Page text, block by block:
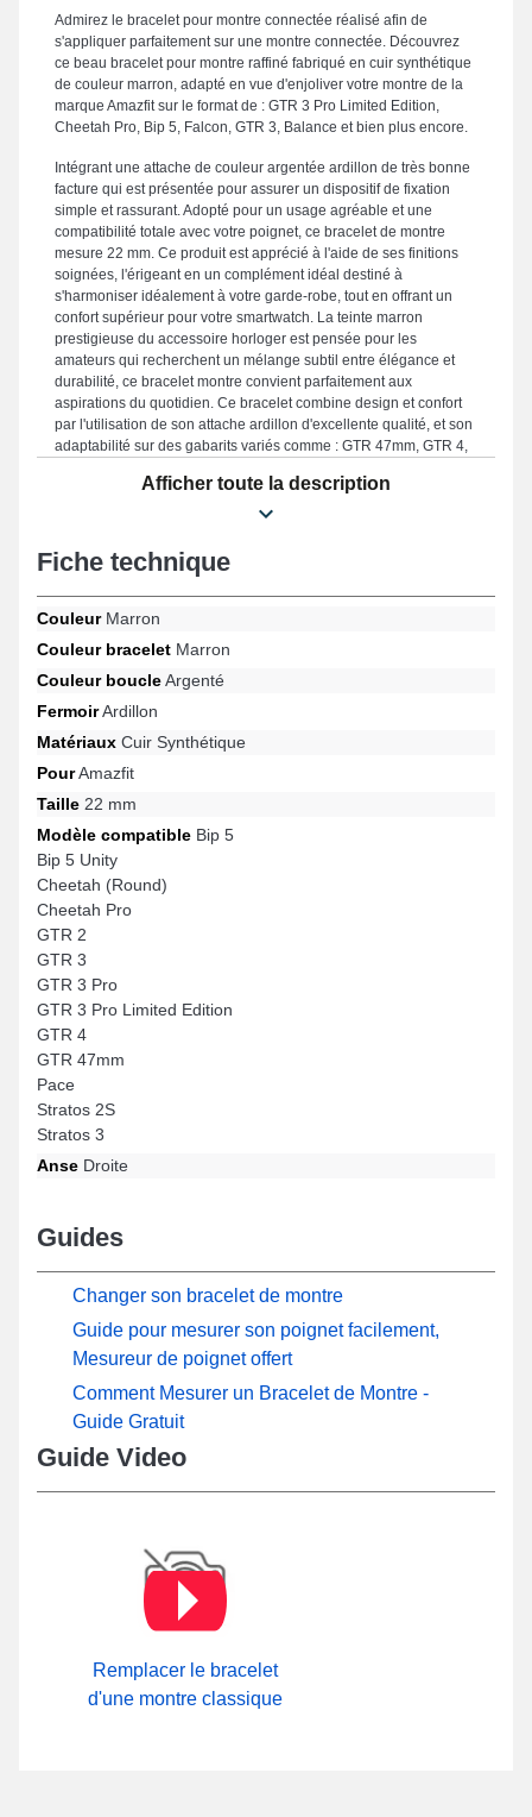
Admirez le bracelet pour montre connectée réalisé afin de
s'appliquer parfaitement sur une montre connectée. Découvrez
ce beau bracelet pour montre raffiné fabriqué en cuir synthétique
de couleur marron, adapté en vue d'enjoliver votre montre de la
marque Amazfit sur le format de : GTR 3 Pro Limited Edition,
Cheetah Pro, Bip 5, Falcon, GTR 3, Balance et bien plus encore.
Intégrant une attache de couleur argentée ardillon de très bonne
facture qui est présentée pour assurer un dispositif de fixation
simple et rassurant. Adopté pour un usage agréable et une
compatibilité totale avec votre poignet, ce bracelet de montre
mesure 22 mm. Ce produit est apprécié à l'aide de ses finitions
soignées, l'érigeant en un complément idéal destiné à
s'harmoniser idéalement à votre garde-robe, tout en offrant un
confort supérieur pour votre smartwatch. La teinte marron
prestigieuse du accessoire horloger est pensée pour les
amateurs qui recherchent un mélange subtil entre élégance et
durabilité, ce bracelet montre convient parfaitement aux
aspirations du quotidien. Ce bracelet combine design et confort
par l'utilisation de son attache ardillon d'excellente qualité, et son
adaptabilité sur des gabarits variés comme : GTR 47mm, GTR 4,
d'autres encore de la marque Amazfit. Avec son esthétisme, cet
article Amazfit se connecte en toute simplicité à divers modèles
Afficher toute la description
Fiche technique
CouleurMarron
Couleur bracelet Marron
Couleur boucleArgenté
FermoirArdillon
Matériaux Cuir Synthétique
PourAmazfit
Taille 22 mm
Modèle compatible Bip 5
Bip 5 Unity
Cheetah (Round)
Cheetah Pro
GTR 2
GTR 3
GTR 3 Pro
GTR 3 Pro Limited Edition
GTR 4
GTR 47mm
Pace
Stratos 2S
Stratos 3
Anse Droite
Guides
Changer son bracelet de montre
Guide pour mesurer son poignet facilement,
Mesureur de poignet offert
Comment Mesurer un Bracelet de Montre -
Guide Gratuit
Guide Video
Remplacer le bracelet
d'une montre classique